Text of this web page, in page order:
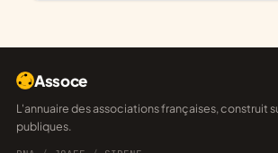
Assoce
L'annuaire des associations françaises, construit sur les données
publiques.